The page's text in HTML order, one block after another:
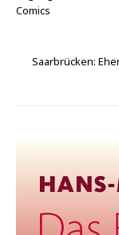
Comics
Saarbrücken: